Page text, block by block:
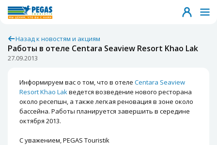
Назад к новостям и акциям
Работы в отеле Centara Seaview Resort Khao Lak
27.09.2013
Информируем вас о том, что в отеле Centara Seaview
Resort Khao Lakведется возведение нового ресторана
около ресепшн, а также легкая реновация в зоне около
бассейна. Работы планируется завершить в середине
октября 2013.
С уважением, PEGAS Touristik